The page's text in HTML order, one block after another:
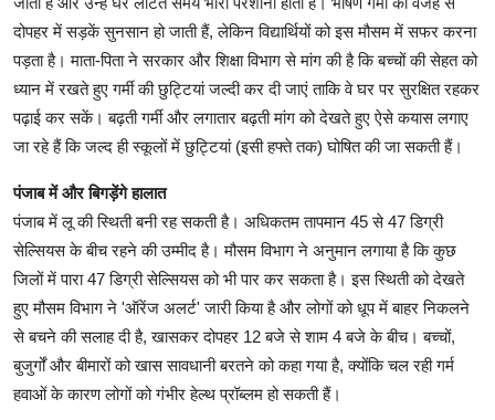
दोपहर में सड़कें सुनसान हो जाती हैं, लेकिन विद्यार्थियों को इस मौसम में सफर करना
पड़ता है। माता-पिता ने सरकार और शिक्षा विभाग से मांग की है कि बच्चों की सेहत को
ध्यान में रखते हुए गर्मी की छुट्टियां जल्दी कर दी जाएं ताकि वे घर पर सुरक्षित रहकर
पढ़ाई कर सकें। बढ़ती गर्मी और लगातार बढ़ती मांग को देखते हुए ऐसे कयास लगाए
जा रहे हैं कि जल्द ही स्कूलों में छुट्टियां (इसी हफ्ते तक) घोषित की जा सकती हैं।
पंजाब में और बिगड़ेंगे हालात
पंजाब में लू की स्थिती बनी रह सकती है। अधिकतम तापमान 45 से 47 डिग्री
सेल्सियस के बीच रहने की उम्मीद है। मौसम विभाग ने अनुमान लगाया है कि कुछ
जिलों में पारा 47 डिग्री सेल्सियस को भी पार कर सकता है। इस स्थिती को देखते
हुए मौसम विभाग ने 'ऑरेंज अलर्ट' जारी किया है और लोगों को धूप में बाहर निकलने
से बचने की सलाह दी है, खासकर दोपहर 12 बजे से शाम 4 बजे के बीच। बच्चों,
बुजुर्गों और बीमारों को खास सावधानी बरतने को कहा गया है, क्योंकि चल रही गर्म
हवाओं के कारण लोगों को गंभीर हेल्थ प्रॉब्लम हो सकती हैं।